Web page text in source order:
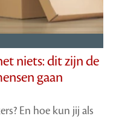
niets: dit zijn de
gaan
En hoe kun jij als